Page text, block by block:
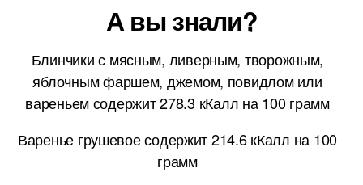
А вы знали?
Блинчики с мясным, ливерным, творожным,
яблочным фаршем, джемом, повидлом или
вареньем содержит 278.3 кКалл на 100 грамм
Варенье грушевое содержит 214.6 кКалл на 100
грамм